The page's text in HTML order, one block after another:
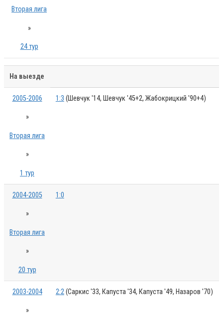
Вторая лига
»
24 тур
На выезде
2005-2006
»
Вторая лига
»
1 тур
1:3 (Шевчук '14, Шевчук '45+2, Жабокрицкий '90+4)
2004-2005
»
Вторая лига
»
20 тур
1:0
2003-2004
»
2:2(Саркис '33, Капуста '34, Капуста '49, Назаров '70)